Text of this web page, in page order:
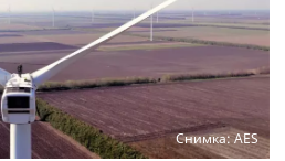
Снимка: AES